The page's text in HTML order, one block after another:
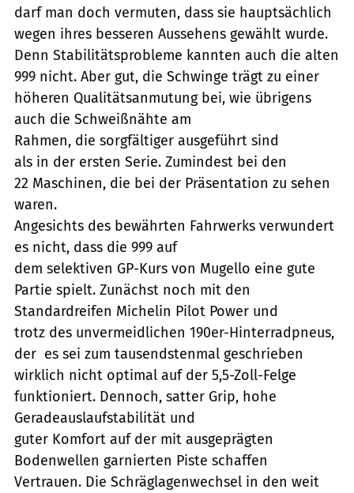
darf man doch vermuten, dass sie hauptsächlich
wegen ihres besseren Aussehens gewählt wurde.
Denn Stabilitätsprobleme kannten auch die alten
999 nicht. Aber gut, die Schwinge trägt zu einer
höheren Qualitätsanmutung bei, wie übrigens
auch die Schweißnähte am
Rahmen, die sorgfältiger ausgeführt sind
als in der ersten Serie. Zumindest bei den
22 Maschinen, die bei der Präsentation zu sehen
waren.
Angesichts des bewährten Fahrwerks verwundert
es nicht, dass die 999 auf
dem selektiven GP-Kurs von Mugello eine gute
Partie spielt. Zunächst noch mit den
Standardreifen Michelin Pilot Power und
trotz des unvermeidlichen 190er-Hinterradpneus,
der  es sei zum tausendstenmal geschrieben 
wirklich nicht optimal auf der 5,5-Zoll-Felge
funktioniert. Dennoch, satter Grip, hohe
Geradeauslaufstabilität und
guter Komfort auf der mit ausgeprägten
Bodenwellen garnierten Piste schaffen
Vertrauen. Die Schräglagenwechsel in den weit